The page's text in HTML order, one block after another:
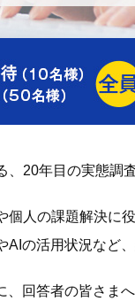
、20年目の実態調
個人の課題解決に
の活用状況など
回答者の皆さま